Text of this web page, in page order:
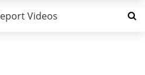
Videos